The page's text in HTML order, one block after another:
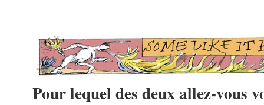
Pour lequel des deux allez-vous